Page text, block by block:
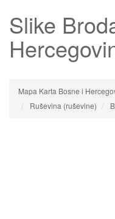
Slike
Mapa Karta Bosne i
Ruševina (ruševine)